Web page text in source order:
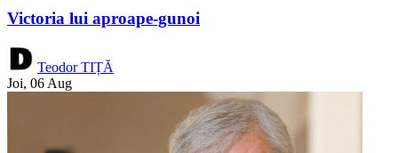
Victoria lui aproape-gunoi
Teodor TIȚĂ
Joi, 06 Aug